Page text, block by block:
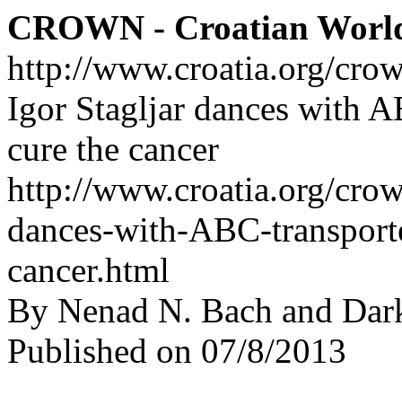
CROWN - Croatian
http://www.croatia.org/
Igor Stagljar dances with
cure the cancer
http://www.croatia.org/
dances-with-ABC-
cancer.html
By Nenad N. Bach and
Published on 07/8/2013